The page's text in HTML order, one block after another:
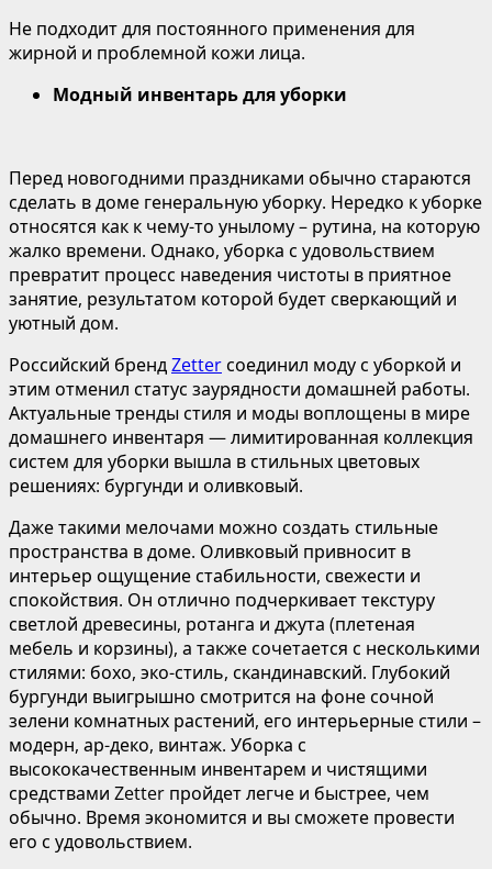
Не подходит для постоянного применения для
жирной и проблемной кожи лица.
Модный инвентарь для уборки
Перед новогодними праздниками обычно стараются
сделать в доме генеральную уборку. Нередко к уборке
относятся как к чему-то унылому – рутина, на которую
жалко времени. Однако, уборка с удовольствием
превратит процесс наведения чистоты в приятное
занятие, результатом которой будет сверкающий и
уютный дом.
Российский брендZetterсоединил моду с уборкой и
этим отменил статус заурядности домашней работы.
Актуальные тренды стиля и моды воплощены в мире
домашнего инвентаря — лимитированная коллекция
систем для уборки вышла в стильных цветовых
решениях: бургунди и оливковый.
Даже такими мелочами можно создать стильные
пространства в доме. Оливковый привносит в
интерьер ощущение стабильности, свежести и
спокойствия. Он отлично подчеркивает текстуру
светлой древесины, ротанга и джута (плетеная
мебель и корзины), а также сочетается с несколькими
стилями: бохо, эко-стиль, скандинавский. Глубокий
бургунди выигрышно смотрится на фоне сочной
зелени комнатных растений, его интерьерные стили –
модерн, ар-деко, винтаж. Уборка с
высококачественным инвентарем и чистящими
средствами Zetter пройдет легче и быстрее, чем
обычно. Время экономится и вы сможете провести
его с удовольствием.